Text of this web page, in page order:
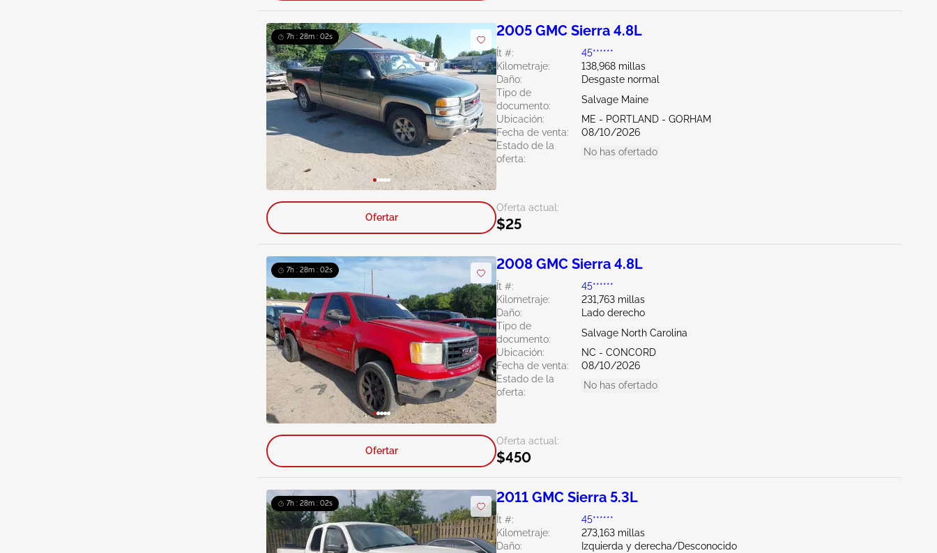
7h : 28m : 01s 2005 GMC Sierra 4.8L
Ít #:
45******
Kilometraje:
138,968 millas
Daño:
Desgaste normal
Tipo de
documento:
Salvage Maine
Ubicación:
ME - PORTLAND - GORHAM
Fecha de venta:
08/10/2026
Estado de la
oferta:
No has ofertado
Oferta actual:
$25
Ofertar
7h : 28m : 01s 2008 GMC Sierra 4.8L
Ít #:
45******
Kilometraje:
231,763 millas
Daño:
Lado derecho
Tipo de
documento:
Salvage North Carolina
Ubicación:
NC - CONCORD
Fecha de venta:
08/10/2026
Estado de la
oferta:
No has ofertado
Oferta actual:
$450
Ofertar
7h : 28m : 01s 2011 GMC Sierra 5.3L
Ít #:
45******
Kilometraje:
273,163 millas
Daño:
Izquierda y derecha/Desconocido